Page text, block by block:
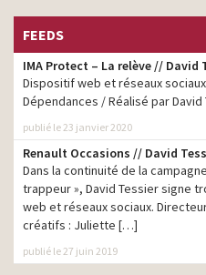
Brevo est le nouveau
bravo
Naturalia – C’est bon de
manger sain
climatique – Pendant
qu’on ne s’occupe pas du
climat, le climat s’occupe
de nous
Vivre Vert – C’est si bon
de se mettre au vert
California Almonds –
FEEDS
IMA Protect – La relève // David
Dispositif web et réseaux
Dépendances / Réalisé par
publié le 23 janvier 2020
Renault Occasions // David
Dans la continuité de la
trappeur », David Tessier signe
web et réseaux sociaux.
créatifs : Juliette […]
publié le 27 juin 2019